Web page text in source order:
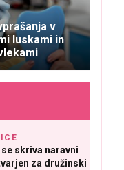
v
luskami in
skriva naravni
za družinski